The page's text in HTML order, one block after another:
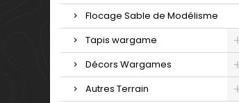
Flocage Sable de Modélisme
Tapis wargame
Décors Wargames
Autres Terrain